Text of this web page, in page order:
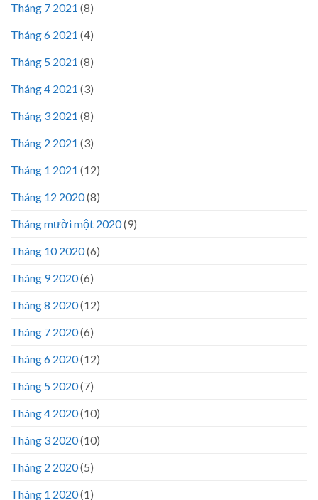
Tháng 7 2021 (8)
Tháng 6 2021 (4)
Tháng 5 2021 (8)
Tháng 4 2021 (3)
Tháng 3 2021 (8)
Tháng 2 2021 (3)
Tháng 1 2021 (12)
Tháng 12 2020(8)
Tháng mười một 2020(9)
Tháng 10 2020(6)
Tháng 9 2020(6)
Tháng 8 2020(12)
Tháng 7 2020(6)
Tháng 6 2020(12)
Tháng 5 2020(7)
Tháng 4 2020(10)
Tháng 3 2020(10)
Tháng 2 2020(5)
Tháng 1 2020(1)